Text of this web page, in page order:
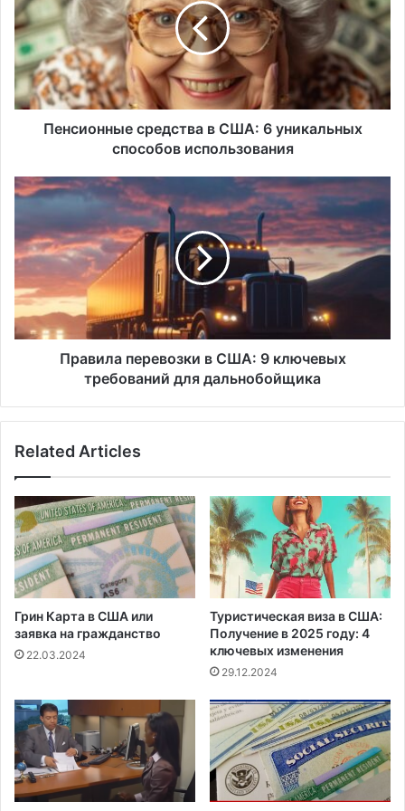
США:
6
уникальных
способов
использования
Пенсионные средства в США: 6 уникальных
способов использования
Правила
США:
9
ключевых
требований
для
дальнобойщика
Правила перевозки в США: 9 ключевых
требований для дальнобойщика
Related Articles
Грин Карта в США или
заявка на гражданство
22.03.2024
Туристическая виза в США:
Получение в 2025 году: 4
ключевых изменения
29.12.2024